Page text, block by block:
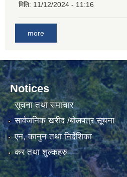
मिति: 11/12/2024 - 11:16
more
Notices
सूचना तथा समाचार
सार्वजनिक खरीद /बोलपत्र सूचना
एन, कानुन तथा निर्देशिका
कर तथा शुल्कहरु